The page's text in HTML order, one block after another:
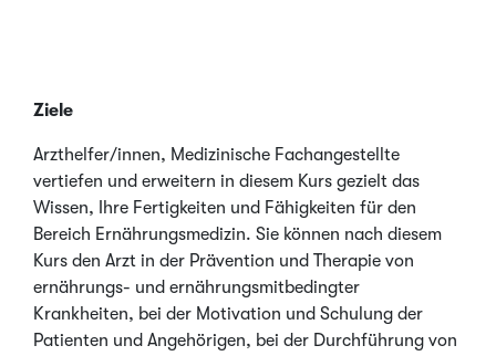
Ziele
Arzthelfer/innen, Medizinische Fachangestellte
vertiefen und erweitern in diesem Kurs gezielt das
Wissen, Ihre Fertigkeiten und Fähigkeiten für den
Bereich Ernährungsmedizin. Sie können nach diesem
Kurs den Arzt in der Prävention und Therapie von
ernährungs- und ernährungsmitbedingter
Krankheiten, bei der Motivation und Schulung der
Patienten und Angehörigen, bei der Durchführung von